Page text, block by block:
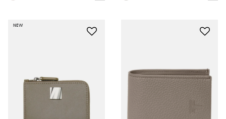
NEW